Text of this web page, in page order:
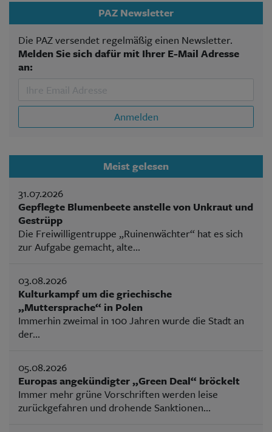
PAZ Newsletter
Die PAZ versendet regelmäßig einen Newsletter.
Melden Sie sich dafür mit Ihrer E-Mail Adresse
an:
Anmelden
Meist gelesen
31.07.2026
Gepflegte Blumenbeete anstelle von Unkraut und
Gestrüpp
Die Freiwilligentruppe „Ruinenwächter“ hat es sich
zur Aufgabe gemacht, alte...
03.08.2026
Kulturkampf um die griechische
„Muttersprache“ in Polen
Immerhin zweimal in 100 Jahren wurde die Stadt an
der...
05.08.2026
Europas angekündigter „Green Deal“ bröckelt
Immer mehr grüne Vorschriften werden leise
zurückgefahren und drohende Sanktionen...